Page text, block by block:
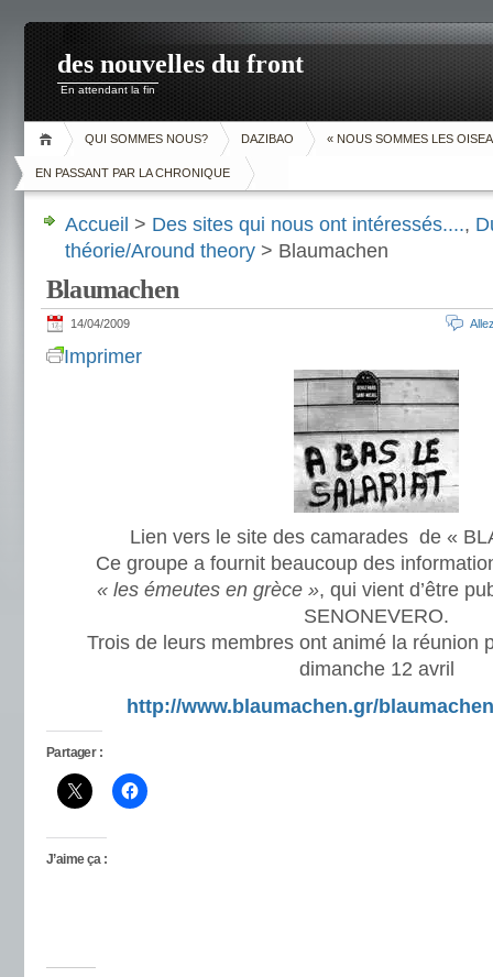
des nouvelles du front
En attendant la fin
QUI SOMMES NOUS? DAZIBAO « NOUS SOMMES LES
EN PASSANT PAR LA CHRONIQUE
Accueil > Des sites qui nous ont intéressés....,
théorie/Around theory > Blaumachen
Blaumachen
14/04/2009
Imprimer
Lien vers le site des camarades de «
Ce groupe a fournit beaucoup des
« les émeutes en grèce », qui vient d’être
SENONEVERO.
Trois de leurs membres ont animé la réunion
dimanche 12 avril
http://www.blaumachen.gr/
Partager :
J’aime ça :